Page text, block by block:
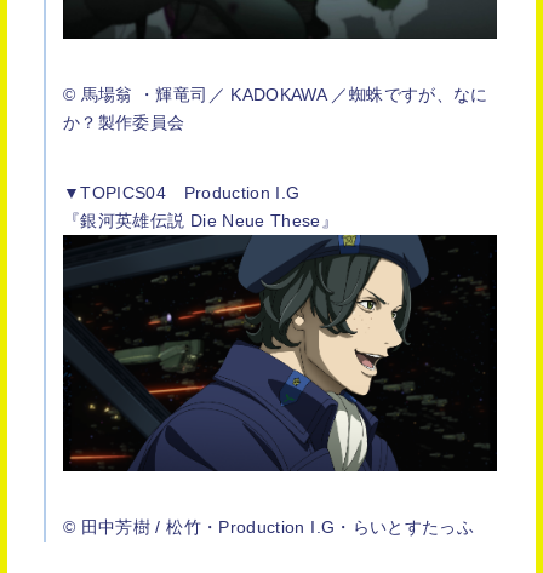
© 馬場翁 ・輝竜司／ KADOKAWA ／蜘蛛ですが、なに
か？製作委員会
▼TOPICS04 Production I.G
『銀河英雄伝説 Die Neue These』
© 田中芳樹 / 松竹・Production I.G・らいとすたっふ